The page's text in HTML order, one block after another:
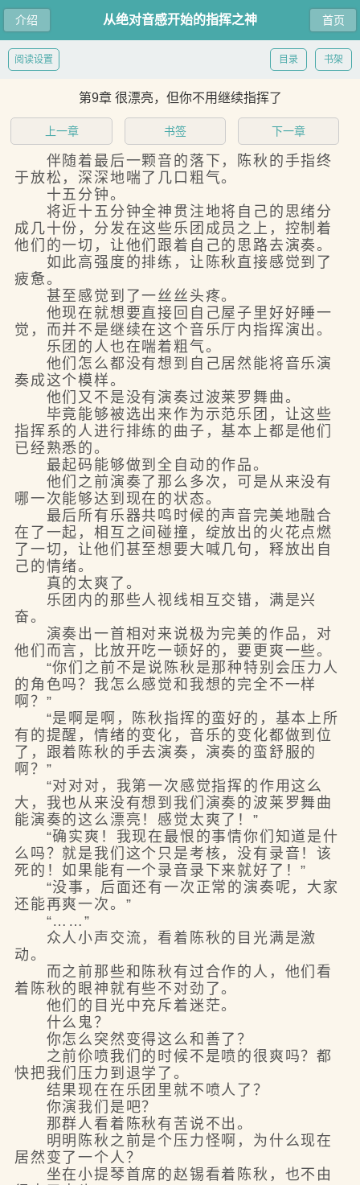
介绍 首页
从绝对音感开始的指挥之神
书架
目录
阅读设置
第9章 很漂亮，但你不用继续指挥了
上一章 书签 下一章
伴随着最后一颗音的落下，陈秋的手指终
于放松，深深地喘了几口粗气。
十五分钟。
将近十五分钟全神贯注地将自己的思绪分
成几十份，分发在这些乐团成员之上，控制着
他们的一切，让他们跟着自己的思路去演奏。
如此高强度的排练，让陈秋直接感觉到了
疲惫。
甚至感觉到了一丝丝头疼。
他现在就想要直接回自己屋子里好好睡一
觉，而并不是继续在这个音乐厅内指挥演出。
乐团的人也在喘着粗气。
他们怎么都没有想到自己居然能将音乐演
奏成这个模样。
他们又不是没有演奏过波莱罗舞曲。
毕竟能够被选出来作为示范乐团，让这些
指挥系的人进行排练的曲子，基本上都是他们
已经熟悉的。
最起码能够做到全自动的作品。
他们之前演奏了那么多次，可是从来没有
哪一次能够达到现在的状态。
最后所有乐器共鸣时候的声音完美地融合
在了一起，相互之间碰撞，绽放出的火花点燃
了一切，让他们甚至想要大喊几句，释放出自
己的情绪。
真的太爽了。
乐团内的那些人视线相互交错，满是兴
奋。
演奏出一首相对来说极为完美的作品，对
他们而言，比放开吃一顿好的，要更爽一些。
“你们之前不是说陈秋是那种特别会压力人
的角色吗？我怎么感觉和我想的完全不一样
啊？”
“是啊是啊，陈秋指挥的蛮好的，基本上所
有的提醒，情绪的变化，音乐的变化都做到位
了，跟着陈秋的手去演奏，演奏的蛮舒服的
啊？”
“对对对，我第一次感觉指挥的作用这么
大，我也从来没有想到我们演奏的波莱罗舞曲
能演奏的这么漂亮！感觉太爽了！”
“确实爽！我现在最恨的事情你们知道是什
么吗？就是我们这个只是考核，没有录音！该
死的！如果能有一个录音录下来就好了！”
“没事，后面还有一次正常的演奏呢，大家
还能再爽一次。”
“……”
众人小声交流，看着陈秋的目光满是激
动。
而之前那些和陈秋有过合作的人，他们看
着陈秋的眼神就有些不对劲了。
他们的目光中充斥着迷茫。
什么鬼？
你怎么突然变得这么和善了？
之前伱喷我们的时候不是喷的很爽吗？都
快把我们压力到退学了。
结果现在在乐团里就不喷人了？
你演我们是吧？
那群人看着陈秋有苦说不出。
明明陈秋之前是个压力怪啊，为什么现在
居然变了一个人？
坐在小提琴首席的赵锡看着陈秋，也不由